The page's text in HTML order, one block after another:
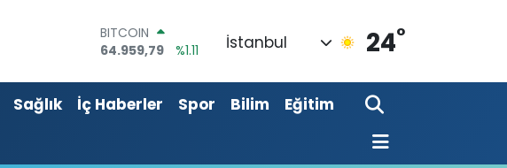
BITCOIN
64.959,79
%1.11
47,7436
%0.18
EURO
İstanbul 24°
Sağlık İç Haberler Spor Bilim
Eğitim